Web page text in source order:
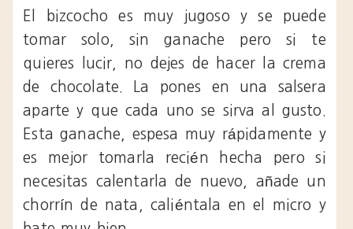
El bizcocho es muy jugoso y se puede
tomar solo, sin ganache pero si te
quieres lucir, no dejes de hacer la crema
de chocolate. La pones en una salsera
aparte y que cada uno se sirva al gusto.
Esta ganache, espesa muy rápidamente y
es mejor tomarla recién hecha pero si
necesitas calentarla de nuevo, añade un
chorrín de nata, caliéntala en el micro y